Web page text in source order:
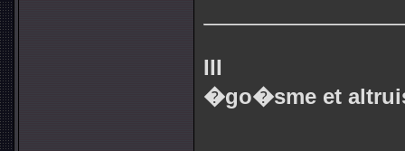
III
�go�sme et